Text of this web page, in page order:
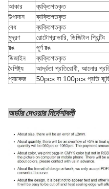
আকার
ব্যক্তিগতকৃত
উপাদান
ব্যক্তিগতকৃত
বেধ
ব্যক্তিগতকৃত
মুদ্রণ
রোটোগ্রাভারি, ডিজিটাল প্রিন্টিং
রঙ
পূর্ণ রঙ
ডিজাইন
ব্যক্তিগতকৃত
বৈশিষ্ট্য
আর্দ্রতা প্রতিরোধী, আলোর
প্যাকেজ
50pcs বা 100pcs প্রতি
অর্ডার দেওয়ার নির্দেশাবলী